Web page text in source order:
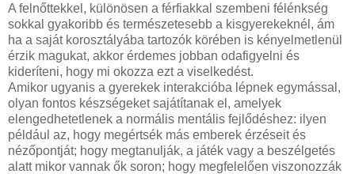
A felnőttekkel, különösen a férfiakkal szembeni félénkség
sokkal gyakoribb és természetesebb a kisgyerekeknél, ám
ha a saját korosztályába tartozók körében is kényelmetlenül
érzik magukat, akkor érdemes jobban odafigyelni és
kideríteni, hogy mi okozza ezt a viselkedést.
Amikor ugyanis a gyerekek interakcióba lépnek egymással,
olyan fontos készségeket sajátítanak el, amelyek
elengedhetetlenek a normális mentális fejlődéshez: ilyen
például az, hogy megértsék más emberek érzéseit és
nézőpontját; hogy megtanulják, a játék vagy a beszélgetés
alatt mikor vannak ők soron; hogy megfelelően viszonozzák